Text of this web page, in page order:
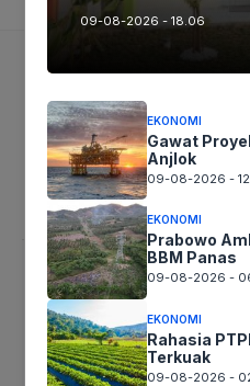
TentangKontakPedoman
09-08-2026 - 18.06
EKONOMI
Gawat
Anjlok
09-08-2026 -
EKONOMI
Prabowo
BBM Panas
09-08-2026 -
EKONOMI
Rahasia
Terkuak
09-08-2026 -